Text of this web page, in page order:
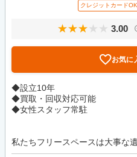
クレジットカードOK
3.00
お気に
◆設立10年
◆買取・回収対応可能
◆女性スタッフ常駐
私たちフリースペースは大事な遺